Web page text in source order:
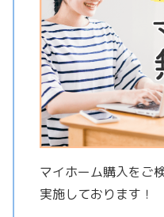
マイホーム購入をご
実施しております！